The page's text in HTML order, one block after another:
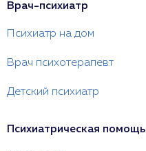
Врач-психиатр
Психиатр на дом
Врач психотерапевт
Детский психиатр
Психиатрическая помощь